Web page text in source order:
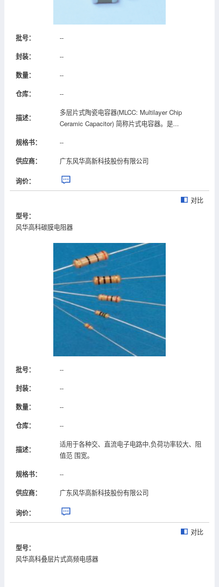
批号：
--
封装：
--
数量：
--
仓库：
--
描述：
多层片式陶瓷电容器(MLCC: Multilayer Chip
Ceramic Capacitor) 简称片式电容器。是...
规格书：
--
供应商：
广东风华高新科技股份有限公司
询价：
型号：
风华高科碳膜电阻器
对比
批号：
--
封装：
--
数量：
--
仓库：
--
描述：
适用于各种交、直流电子电路中,负荷功率较大、阻
值范 围宽。
规格书：
--
供应商：
广东风华高新科技股份有限公司
询价：
型号：
风华高科叠层片式高频电感器
对比